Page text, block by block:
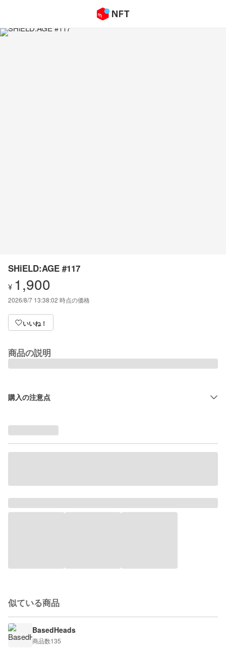
SHiELD:AGE #117
¥ 1,900
2026/8/7 13:38:02 時点の価格
いいね！
商品の説明
購入の注意点
似ている商品
BasedHeads
商品数135